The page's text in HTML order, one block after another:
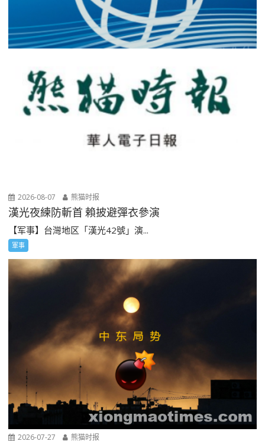
2026-08-07 熊猫时报
漢光夜練防斬首 賴披避彈衣參演
【军事】台灣地区「漢光42號」演...
軍事
2026-07-27 熊猫时报